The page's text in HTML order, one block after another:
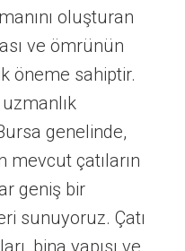
oluşturan
ve ömrünün
öneme sahiptir.
uzmanlık
genelinde,
mevcut çatıların
geniş bir
sunuyoruz. Çatı
bina yapısı ve